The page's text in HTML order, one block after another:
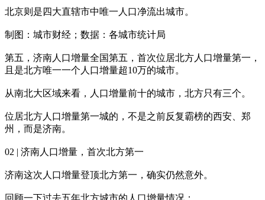
北京则是四大直辖市中唯一人口净流出城市。
制图：城市财经；数据：各城市统计局
第五，济南人口增量全国第五，首次位居北方人口增量第一，
且是北方唯一一个人口增量超10万的城市。
从南北大区域来看，人口增量前十的城市，北方只有三个。
位居北方人口增量第一城的，不是之前反复霸榜的西安、郑
州，而是济南。
02 | 济南人口增量，首次北方第一
济南这次人口增量登顶北方第一，确实仍然意外。